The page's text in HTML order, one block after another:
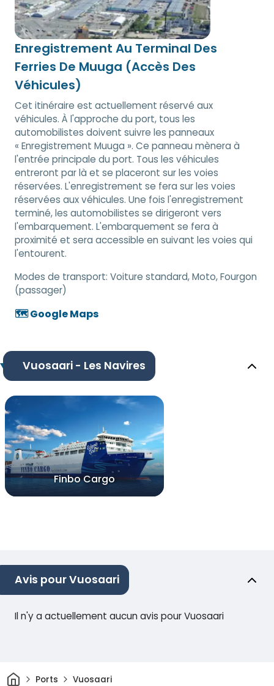
Enregistrement Au Terminal Des
Ferries De Muuga (Accès Des
Véhicules)
Cet itinéraire est actuellement réservé aux
véhicules. À l'approche du port, tous les
automobilistes doivent suivre les panneaux
« Enregistrement Muuga ». Ce panneau mènera à
l'entrée principale du port. Tous les véhicules
entreront par là et se placeront sur les voies
réservées. L'enregistrement se fera sur les voies
réservées aux véhicules. Une fois l'enregistrement
terminé, les automobilistes se dirigeront vers
l'embarquement. L'embarquement se fera à
proximité et sera accessible en suivant les voies qui
l'entourent.
Modes de transport: Voiture standard, Moto, Fourgon
(passager)
🗺️ Google Maps
Vuosaari - Les Navires
Finbo Cargo
Avis pour Vuosaari
Il n'y a actuellement aucun avis pour Vuosaari
Maison
Ports Vuosaari